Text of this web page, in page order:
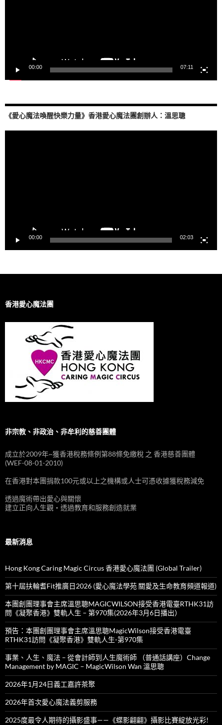
00:00 07:11
《愛心魔法喚醒快樂力量》香港愛心魔法團創辦人：溫思聰
00:00 02:03
香港愛心魔法團
非宗教、非政治、非牟利的慈善團體
成立於2009年~獲香港稅務條例第88條免繳稅 之 香港慈善團體
(WEF-08-01-2010)
在香港對本團捐款100元或以上之機構或人士可憑收據獲稅務減免
透過魔術帶出愛心與關懷
建立正向人生觀‧透過教育和服務創造就業
最新消息
Hong Kong Caring Magic Circus 香港愛心魔法團 (Global Trailer)
第十屆扶輪耆Fit推廣日2026 (愛心魔法學苑 關愛及生命教育頻道報道)
本團創團理事會主席溫思聰MAGICWILSON接受香港電臺RTHK31訪
問《凝聚香港》雙軌人生 – 第970集(2026年3月6日播出）
預告：本團創團理事會主席溫思聰MagicWilson接受香港電臺
RTHK31訪問《凝聚香港》雙軌人生-第970集
事業、人生、魔法 – 從會計師到人生魔術師 （普通話講座）Change
Management by MAGIC – MagicWilson Wan 溫思聰
2026年1月24日義工嘉許茶聚
2026年首次愛心魔法義剪服務
2025度最令人期待的攝影盛事——《蝶影翩翩》攝影比賽綻放光彩!